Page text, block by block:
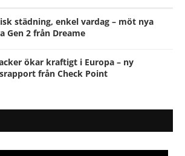
städning, enkel vardag – möt nya
Gen 2 från Dreame
ökar kraftigt i Europa – ny
från Check Point